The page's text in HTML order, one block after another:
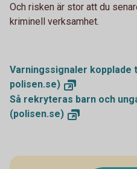
Och risken är stor att du
kriminell verksamhet.
Varningssignaler kopplade
polisen.se)
Så rekryteras barn och
(polisen.se)